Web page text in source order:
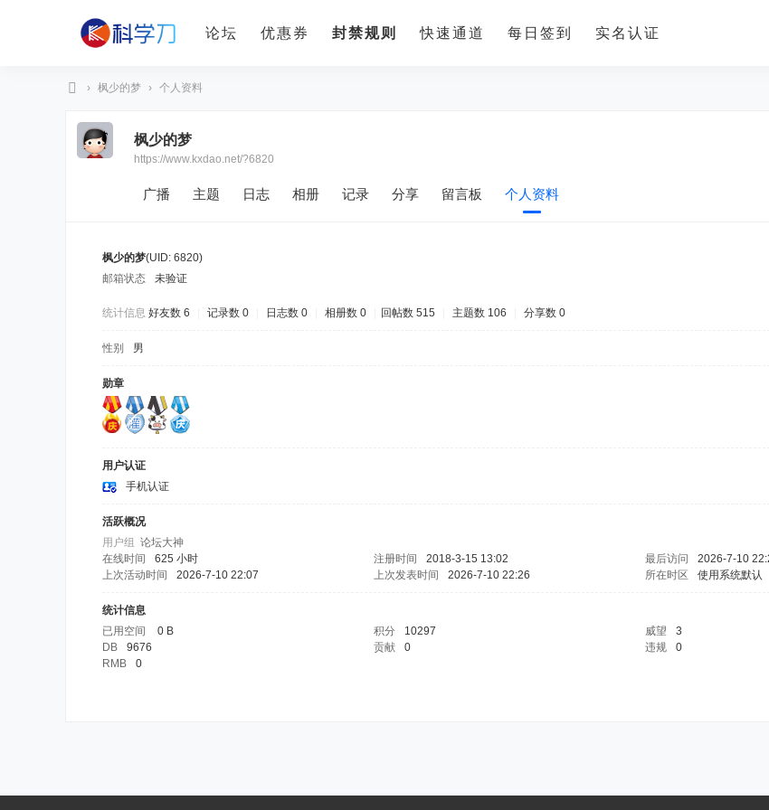
论坛 优惠券 封禁规则 快速通道 每日签到 实名认证
› 枫少的梦 › 个人资料
枫少的梦
https://www.kxdao.net/?6820
广播 主题 日志 相册 记录 分享 留言板 个人资料
枫少的梦(UID: 6820)
邮箱状态
未验证
统计信息 好友数 6 记录数 0 日志数 0 相册数 0 回帖数 515 主题数 106 分享数 0
性别 男
勋章
用户认证
手机认证
活跃概况
用户组 论坛大神
在线时间
625 小时 注册时间 2018-3-15 13:02 最后访问
2026-7-10
上次活动时间
2026-7-10 22:07 上次发表时间 2026-7-10 22:26 所在时区 使用系统默认
统计信息
已用空间
0 B 积分 10297 威望
3
DB
9676 贡献 0 违规
0
RMB
0